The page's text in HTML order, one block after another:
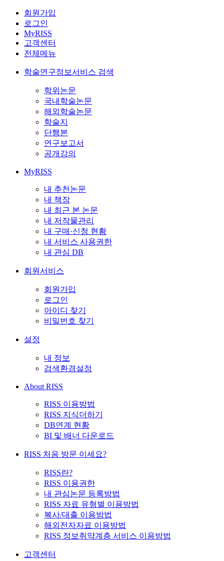
회원가입
로그인
MyRISS
고객센터
전체메뉴
학술연구정보서비스 검색
학위논문
국내학술논문
해외학술논문
학술지
단행본
연구보고서
공개강의
MyRISS
내 추천논문
내 책장
내 최근 본 논문
내 저작물관리
내 구매·신청 현황
내 서비스 사용권한
내 관심 DB
회원서비스
회원가입
로그인
아이디 찾기
비밀번호 찾기
설정
내 정보
검색환경설정
About RISS
RISS 이용방법
RISS 지식더하기
DB연계 현황
BI 및 배너 다운로드
RISS 처음 방문 이세요?
RISS란?
RISS 이용권한
내 관심논문 등록방법
RISS 자료 유형별 이용방법
복사/대출 이용방법
해외전자자료 이용방법
RISS 정보취약계층 서비스 이용방법
고객센터